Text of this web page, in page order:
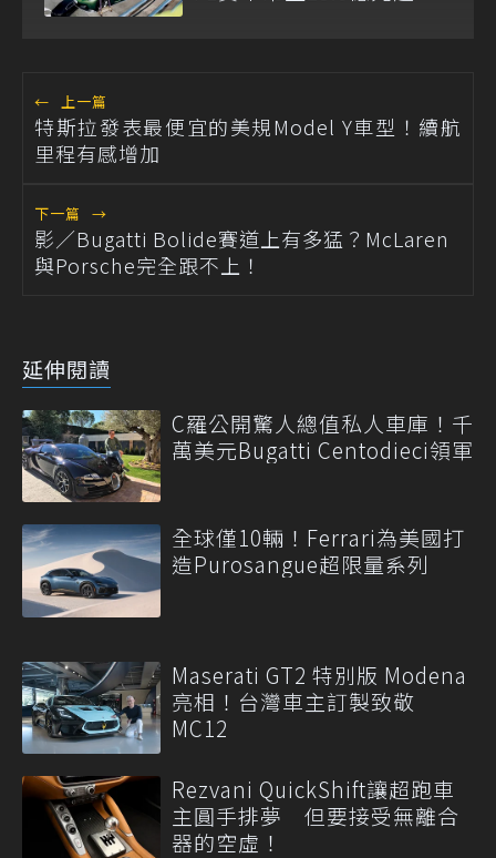
← 上一篇
特斯拉發表最便宜的美規Model Y車型！續航
里程有感增加
下一篇 →
影／Bugatti Bolide賽道上有多猛？McLaren
與Porsche完全跟不上！
延伸閱讀
C羅公開驚人總值私人車庫！千
萬美元Bugatti Centodieci領軍
全球僅10輛！Ferrari為美國打
造Purosangue超限量系列
Maserati GT2 特別版 Modena
亮相！台灣車主訂製致敬
MC12
Rezvani QuickShift讓超跑車
主圓手排夢 但要接受無離合
器的空虛！